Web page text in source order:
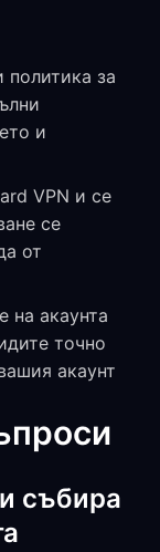
политика за
и
VPN и се
се
от
на акаунта
точно
акаунт
събира